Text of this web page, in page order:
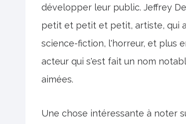
développer leur public. Jeffrey
petit et petit et petit, artiste, qui
science-fiction, l'horreur, et plus
acteur qui s'est fait un nom
aimées.
Une chose intéressante à noter